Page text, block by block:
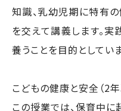
知識、乳幼児期に特有
を交えて講義します。
養うことを目的としていま
こどもの健康と安全（2年
この授業では、保育中に